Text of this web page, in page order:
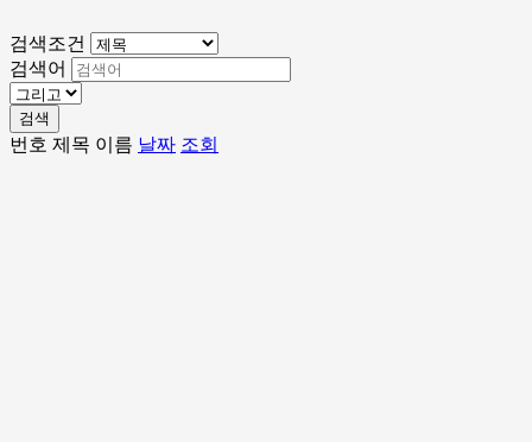
검색조건
검색어
검색
번호 제목 이름 날짜 조회